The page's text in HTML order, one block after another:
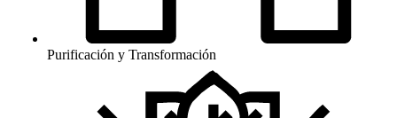
Purificación y Transformación